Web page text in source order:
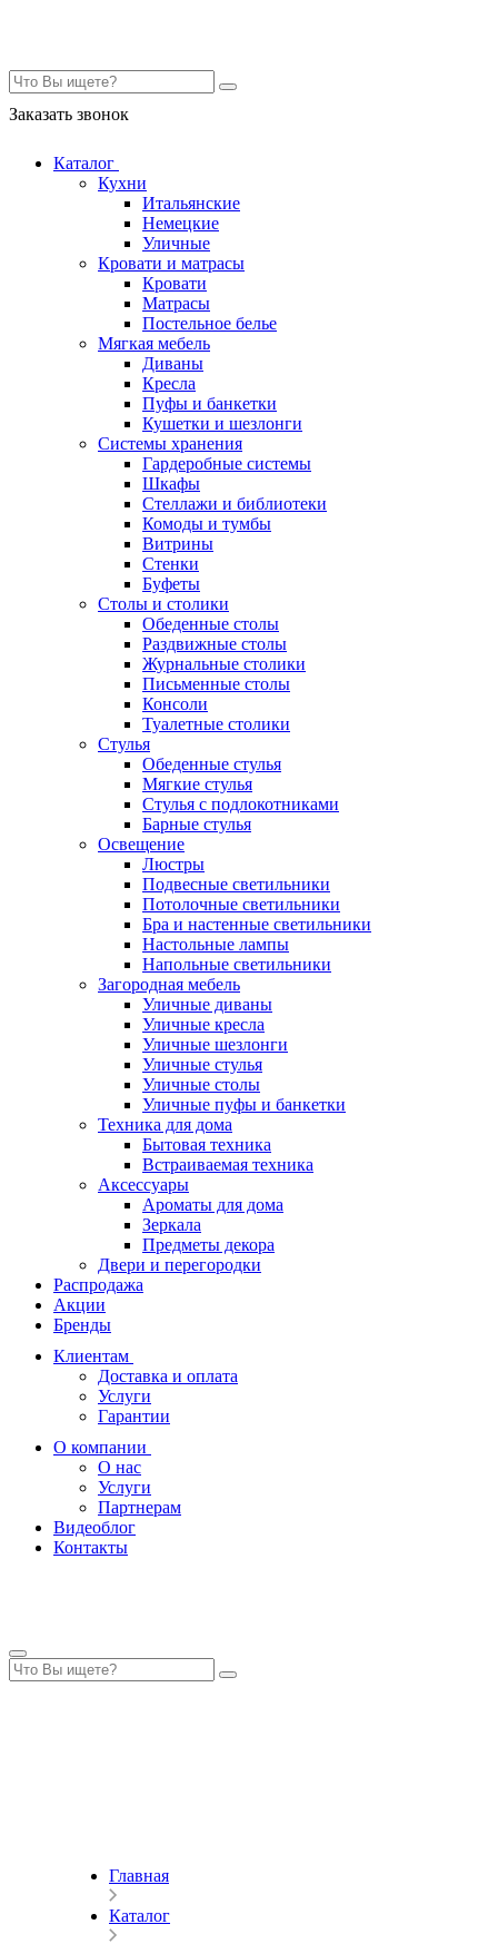
Заказать звонок
Каталог
Кухни
Итальянские
Немецкие
Уличные
Кровати и матрасы
Кровати
Матрасы
Постельное белье
Мягкая мебель
Диваны
Кресла
Пуфы и банкетки
Кушетки и шезлонги
Системы хранения
Гардеробные системы
Шкафы
Стеллажи и библиотеки
Комоды и тумбы
Витрины
Стенки
Буфеты
Столы и столики
Обеденные столы
Раздвижные столы
Журнальные столики
Письменные столы
Консоли
Туалетные столики
Стулья
Обеденные стулья
Мягкие стулья
Стулья с подлокотниками
Барные стулья
Освещение
Люстры
Подвесные светильники
Потолочные светильники
Бра и настенные светильники
Настольные лампы
Напольные светильники
Загородная мебель
Уличные диваны
Уличные кресла
Уличные шезлонги
Уличные стулья
Уличные столы
Уличные пуфы и банкетки
Техника для дома
Бытовая техника
Встраиваемая техника
Аксессуары
Ароматы для дома
Зеркала
Предметы декора
Двери и перегородки
Распродажа
Акции
Бренды
Клиентам
Доставка и оплата
Услуги
Гарантии
О компании
О нас
Услуги
Партнерам
Видеоблог
Контакты
Главная
Каталог